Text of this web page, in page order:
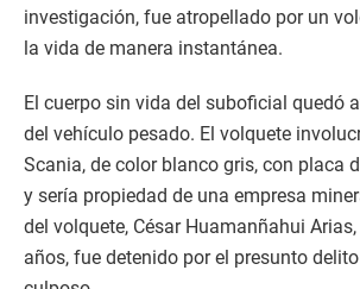
investigación, fue atropellado por un
la vida de manera instantánea.
El cuerpo sin vida del suboficial quedó
del vehículo pesado. El volquete
Scania, de color blanco gris, con placa
y sería propiedad de una empresa
del volquete, César Huamanñahui
años, fue detenido por el presunto